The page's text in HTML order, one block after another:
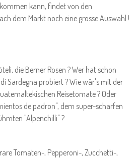
kann, findet von den
dem Markt noch eine grosse Auswahl !
die Berner Rosen ? Wer hat schon
Sardegna probiert ? Wie wär's mit der
Reisetomate ? Oder
de padron", dem super-scharfen
"Alpenchilli" ?
Tomaten-, Pepperoni-, Zucchetti-,